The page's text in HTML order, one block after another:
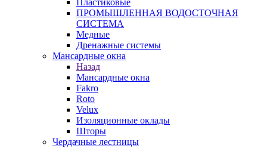
Пластиковые
ПРОМЫШЛЕННАЯ ВОДОСТОЧНАЯ
СИСТЕМА
Медные
Дренажные системы
Мансардные окна
Назад
Мансардные окна
Fakro
Roto
Velux
Изоляционные оклады
Шторы
Чердачные лестницы